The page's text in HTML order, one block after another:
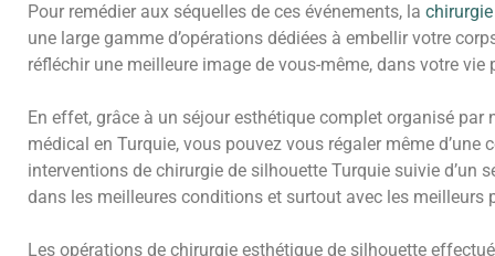
Pour remédier aux séquelles de ces événements, la
une large gamme d’opérations dédiées à embellir votre
réfléchir une meilleure image de vous-même, dans votre
En effet, grâce à un séjour esthétique complet organisé par
médical en Turquie, vous pouvez vous régaler même d’une
interventions de chirurgie de silhouette Turquie suivie d’un
dans les meilleures conditions et surtout avec les meilleurs
Les opérations de chirurgie esthétique de silhouette